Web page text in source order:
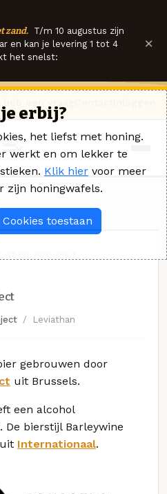
zand. T/m 10 augustus zijn
en kan je levering 1 tot 4
het snelst:
×
Leviathan
gebrouwen door
uit Brussels.
een alcohol
De bierstijl Barleywine
Internationaal.
erbij?
het liefst met honing.
werkt en om lekker te
Klik hier voor meer
zijn honingwafels.
Cookies toestaan